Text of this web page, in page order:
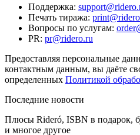
Поддержка:
Печать тиража:
Вопросы по услугам:
PR: pr@ridero.ru
Предоставляя персональные
контактным данным, вы даёте
определенных Политикой
Последние новости
Плюсы Rideró, ISBN в подарок,
и многое другое